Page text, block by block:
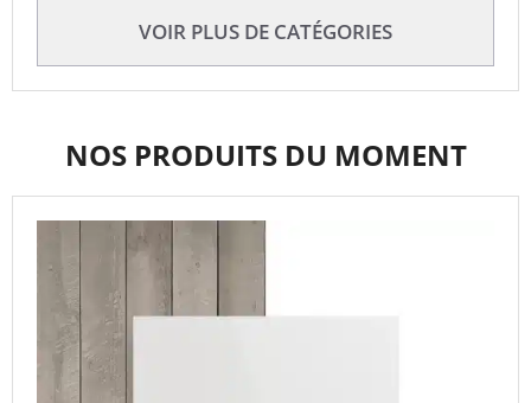
VOIR PLUS DE CATÉGORIES
NOS PRODUITS DU MOMENT